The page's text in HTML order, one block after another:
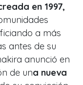
en 1997,
a más
antes de su
anunció en
de una nueva